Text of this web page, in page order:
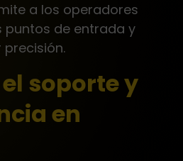
a los operadores
puntos de entrada y
soporte y
en